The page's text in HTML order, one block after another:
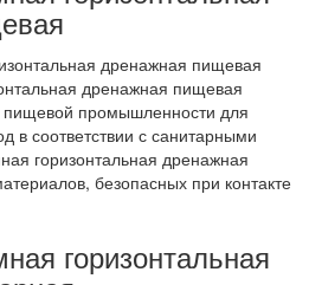
дренажная пищевая
пищевой промышленности для
в соответствии с санитарными
горизонтальная дренажная
безопасных при контакте
горизонтальная